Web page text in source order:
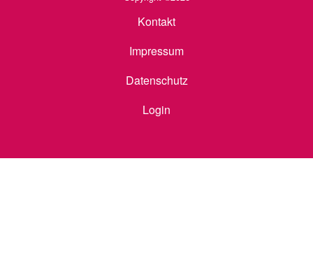
Kontakt
Impressum
Datenschutz
Login